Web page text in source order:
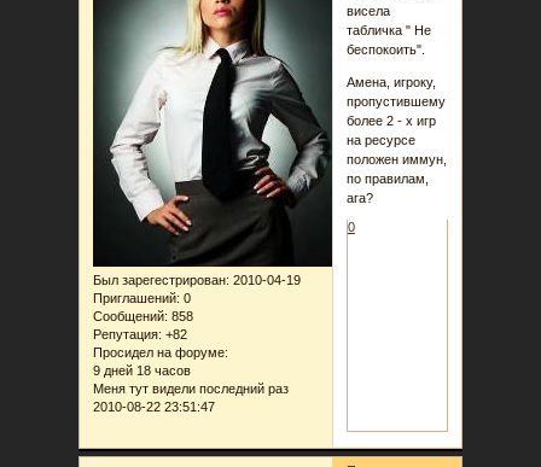
Был зарегестрирован: 2010-04-19
Приглашений: 0
Сообщений: 858
Репутация: +82
Просидел на форуме:
9 дней 18 часов
Меня тут видели последний раз
2010-08-22 23:51:47
висела
табличка " Не
беспокоить".
Амена, игроку,
пропустившему
более 2 - х игр
на ресурсе
положен иммун,
по правилам,
ага?
0